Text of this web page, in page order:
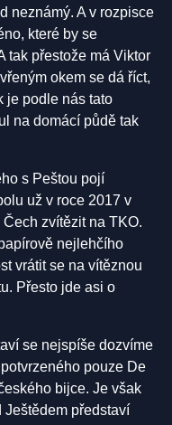
neznámý. A v rozpisce
které by se
tak přestože má Viktor
okem se dá říct,
je podle nás tato
na domácí půdě tak
s Peštou pojí
už v roce 2017 v
zvítězit na TKO.
nejlehčího
vrátit se na vítěznou
Přesto jde asi o
se nejspíše dozvíme
pouze De
bijce. Je však
Ještědem představí